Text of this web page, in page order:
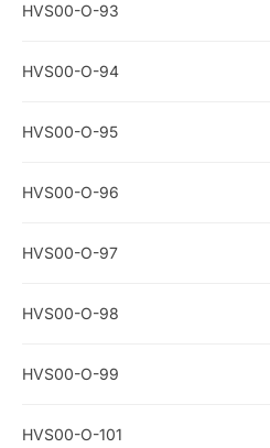
HVS00-O-93
HVS00-O-94
HVS00-O-95
HVS00-O-96
HVS00-O-97
HVS00-O-98
HVS00-O-99
HVS00-O-101